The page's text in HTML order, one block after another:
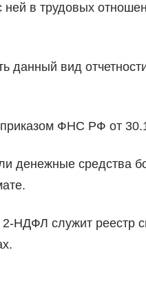
в трудовых
данный вид
ФНС РФ от
денежные средства
служит реестр